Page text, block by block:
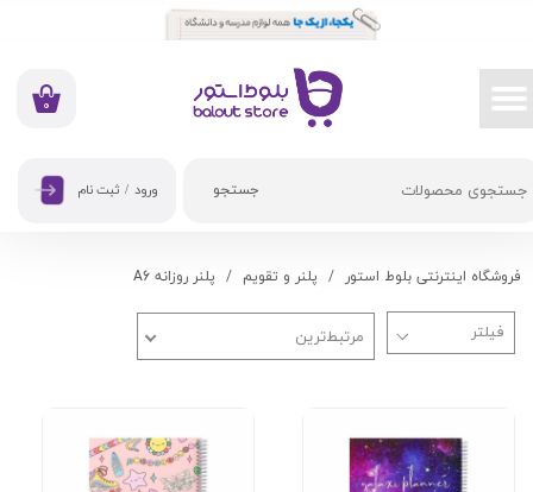
جستجو
۰
ورود / ثبت نام
حساب کاربری من
تغییر گذر واژه
فروشگاه اینترنتی بلوط استور پلنر و تقویم پلنر روزانه A6
مرتبط‌ترین